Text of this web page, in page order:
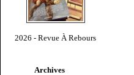
2026 - Revue À Rebours
Archives